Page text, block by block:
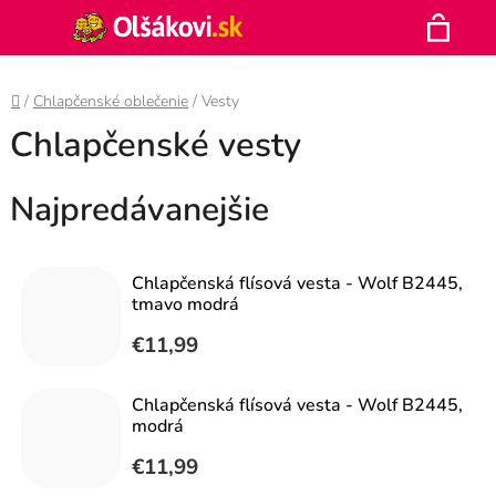
obsah
Hľadať
Domov
/ Chlapčenské oblečenie / Vesty
Chlapčenské vesty
Najpredávanejšie
Chlapčenská flísová vesta - Wolf B2445,
tmavo modrá
€11,99
Chlapčenská flísová vesta - Wolf B2445,
modrá
€11,99